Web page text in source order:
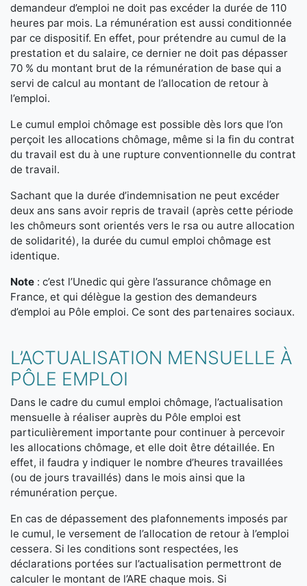
demandeur d’emploi ne doit pas excéder la durée de 110
heures par mois. La rémunération est aussi conditionnée
par ce dispositif. En effet, pour prétendre au cumul de la
prestation et du salaire, ce dernier ne doit pas dépasser
70 % du montant brut de la rémunération de base qui a
servi de calcul au montant de l’allocation de retour à
l’emploi.
Le cumul emploi chômage est possible dès lors que l’on
perçoit les allocations chômage, même si la fin du contrat
du travail est du à une rupture conventionnelle du contrat
de travail.
Sachant que la durée d’indemnisation ne peut excéder
deux ans sans avoir repris de travail (après cette période
les chômeurs sont orientés vers le rsa ou autre allocation
de solidarité), la durée du cumul emploi chômage est
identique.
Note : c’est l’Unedic qui gère l’assurance chômage en
France, et qui délègue la gestion des demandeurs
d’emploi au Pôle emploi. Ce sont des partenaires sociaux.
L’ACTUALISATION MENSUELLE À
PÔLE EMPLOI
Dans le cadre du cumul emploi chômage, l’actualisation
mensuelle à réaliser auprès du Pôle emploi est
particulièrement importante pour continuer à percevoir
les allocations chômage, et elle doit être détaillée. En
effet, il faudra y indiquer le nombre d’heures travaillées
(ou de jours travaillés) dans le mois ainsi que la
rémunération perçue.
En cas de dépassement des plafonnements imposés par
le cumul, le versement de l’allocation de retour à l’emploi
cessera. Si les conditions sont respectées, les
déclarations portées sur l’actualisation permettront de
calculer le montant de l’ARE chaque mois. Si